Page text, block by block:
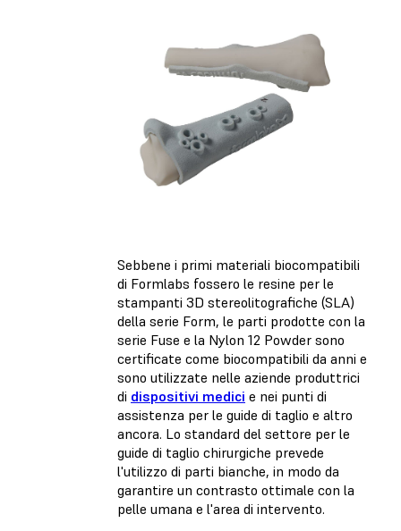
Sebbene i primi materiali biocompatibili
di Formlabs fossero le resine per le
stampanti 3D stereolitografiche (SLA)
della serie Form, le parti prodotte con la
serie Fuse e la Nylon 12 Powder sono
certificate come biocompatibili da anni e
sono utilizzate nelle aziende produttrici
di dispositivi medici e nei punti di
assistenza per le guide di taglio e altro
ancora. Lo standard del settore per le
guide di taglio chirurgiche prevede
l'utilizzo di parti bianche, in modo da
garantire un contrasto ottimale con la
pelle umana e l'area di intervento.